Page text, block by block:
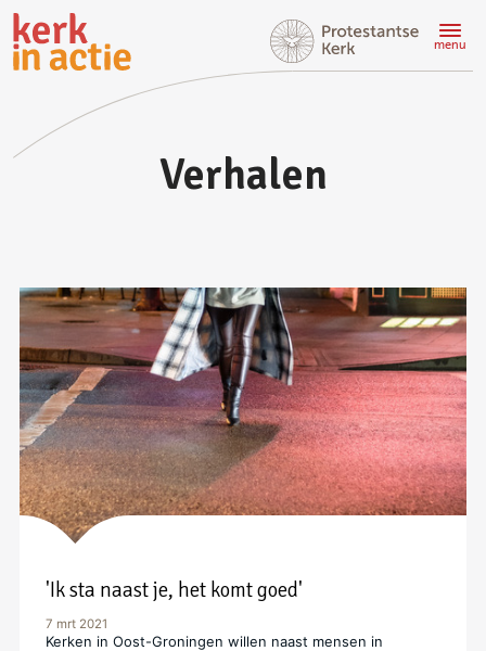
Doorgaan
naar
hoofdinhoud
menu
Verhalen
'Ik sta naast je, het komt goed'
7 mrt 2021
Kerken in Oost-Groningen willen naast mensen in